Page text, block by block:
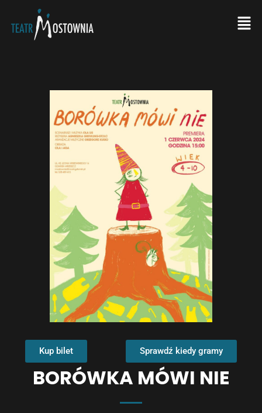
Kup bilet Sprawdź kiedy gramy
BORÓWKA MÓWI NIE